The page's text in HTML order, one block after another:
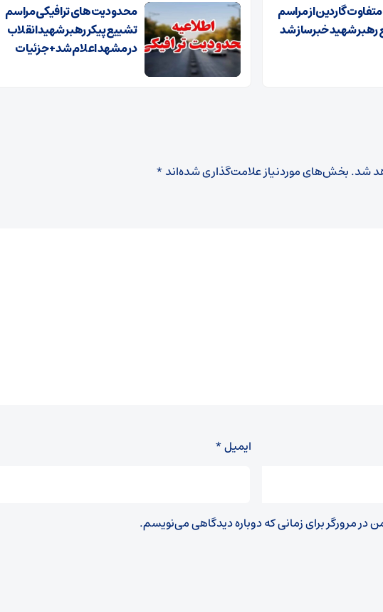
گاردین از مراسم
رهبر شهید خبرساز شد
محدودیت‌های ترافیکی مراسم
تشییع پیکر رهبر شهید انقلاب
در مشهد اعلام شد + جزئیات
شد.بخش‌های موردنیاز علامت‌گذاری شده‌اند*
ایمیل*
در مرورگر برای زمانی که دوباره دیدگاهی می‌نویسم.